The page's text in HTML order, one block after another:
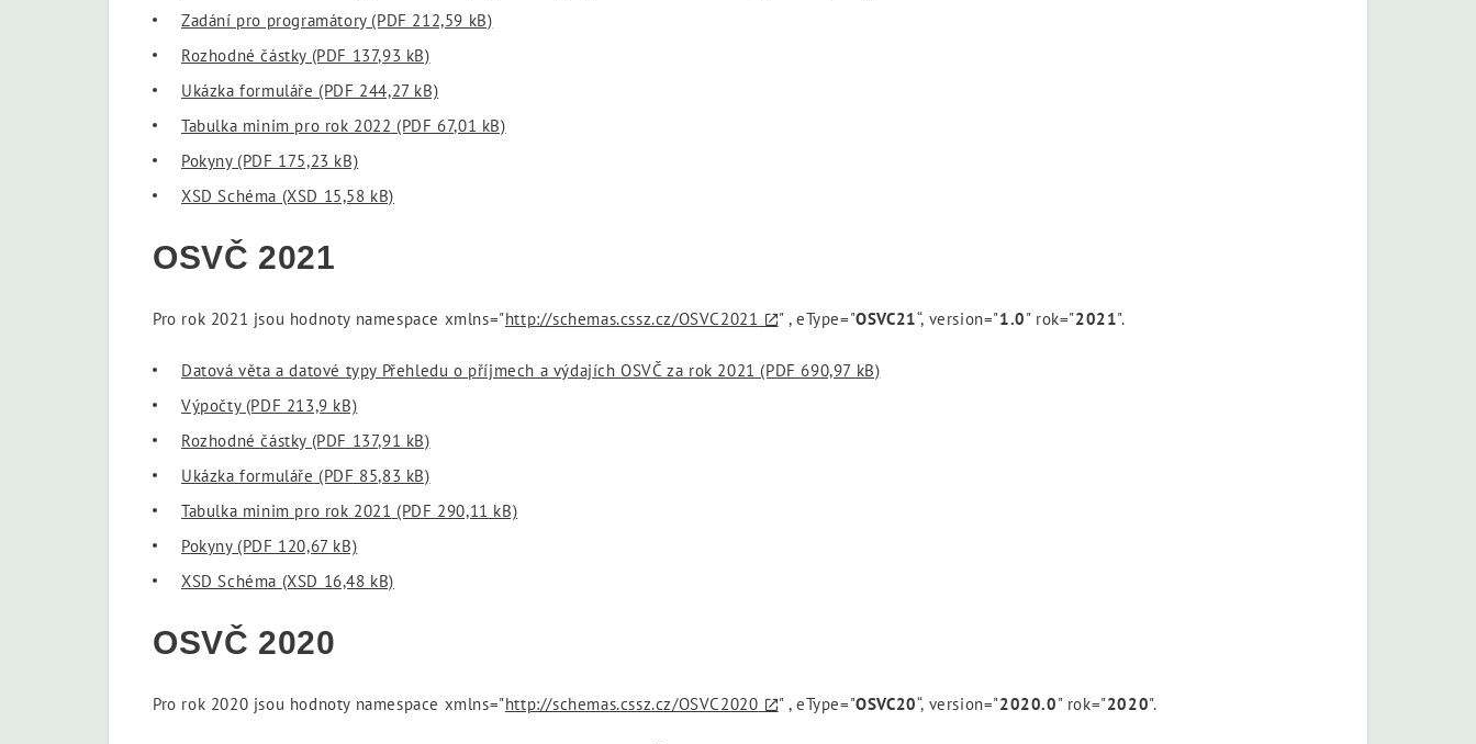
Zadání pro programátory(PDF 212,59 kB)
Rozhodné částky (PDF 137,93 kB)
Ukázka formuláře (PDF 244,27 kB)
Tabulka minim pro rok 2022 (PDF 67,01 kB)
Pokyny(PDF 175,23 kB)
XSD Schéma (XSD 15,58 kB)
OSVČ 2021
Pro rok 2021 jsou hodnoty namespace xmlns="http://schemas.cssz.cz/OSVC2021 " , eType="OSVC21“, version="1.0" rok="2021".
Datová věta a datové typy Přehledu o příjmech a výdajích OSVČ za rok 2021 (PDF 690,97 kB)
Výpočty(PDF 213,9 kB)
Rozhodné částky (PDF 137,91 kB)
Ukázka formuláře (PDF 85,83 kB)
Tabulka minim pro rok 2021 (PDF 290,11 kB)
Pokyny(PDF 120,67 kB)
XSD Schéma (XSD 16,48 kB)
OSVČ 2020
Pro rok 2020 jsou hodnoty namespace xmlns="http://schemas.cssz.cz/OSVC2020 " , eType="OSVC20“, version="2020.0" rok="2020".